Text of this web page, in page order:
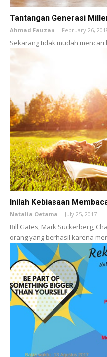
Tantangan Generasi
Ahmad Fauzan - February 26,
Sekarang tidak mudah
Inilah Kebiasaan
Natalia Oetama - July 25, 2017
Bill Gates, Mark Suckerberg,
orang yang berhasil karena